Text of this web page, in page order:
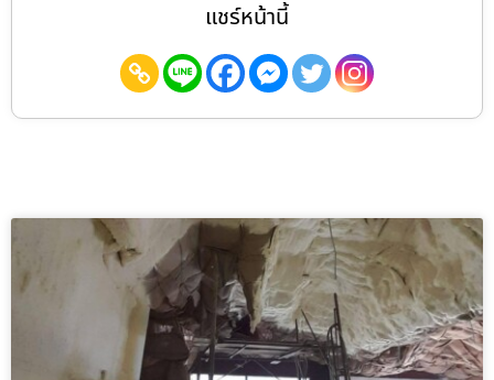
แชร์หน้านี้